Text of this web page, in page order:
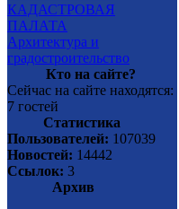
КАДАСТРОВАЯ
ПАЛАТА
Архитектура и
градостроительство
Кто на сайте?
Сейчас на сайте находятся:
7 гостей
Статистика
Пользователей: 107039
Новостей: 14442
Ссылок: 3
Архив